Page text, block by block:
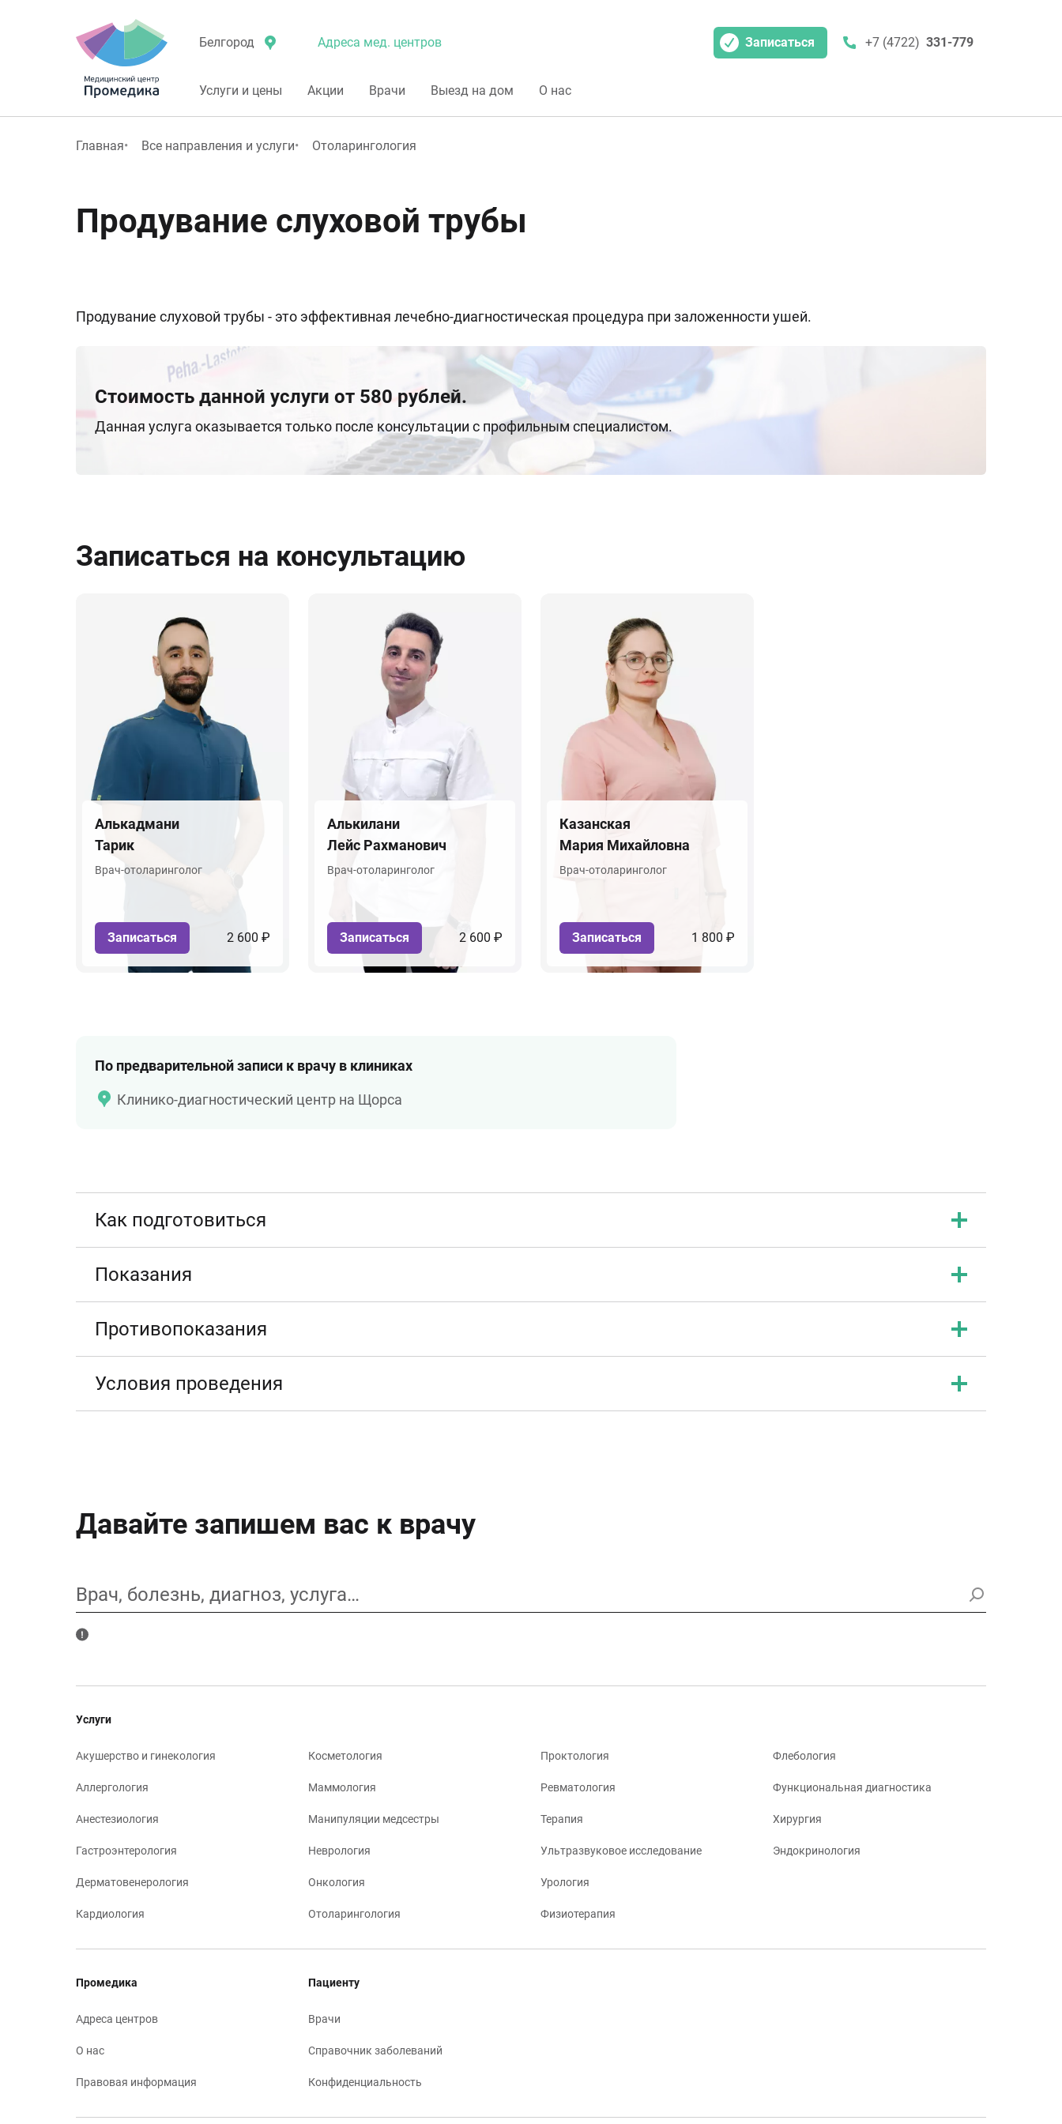
Белгород Адреса мед. центров Записаться +7 (4722) 331-779
Услуги и цены Акции Врачи Выезд на дом О нас
Главная Все направления и услуги Отоларингология
Продувание слуховой трубы
Продувание слуховой трубы - это эффективная лечебно-диагностическая процедура при заложенности ушей.
Стоимость данной услуги от 580 рублей.
Данная услуга оказывается только после консультации с профильным специалистом.
Записаться на консультацию
Алькадмани
Тарик
Врач-отоларинголог
Записаться 2 600 ₽
Алькилани
Лейс Рахманович
Врач-отоларинголог
Записаться 2 600 ₽
Казанская
Мария Михайловна
Врач-отоларинголог
Записаться 1 800 ₽
По предварительной записи к врачу в клиниках
Клинико-диагностический центр на Щорса
Как подготовиться
Показания
Противопоказания
Условия проведения
Давайте запишем вас к врачу
Врач, болезнь, диагноз, услуга…
Услуги
Акушерство и гинекология
Аллергология
Анестезиология
Гастроэнтерология
Дерматовенерология
Кардиология
Косметология
Маммология
Манипуляции медсестры
Неврология
Онкология
Отоларингология
Проктология
Ревматология
Терапия
Ультразвуковое исследование
Урология
Физиотерапия
Флебология
Функциональная диагностика
Хирургия
Эндокринология
Промедика
Адреса центров
О нас
Правовая информация
Пациенту
Врачи
Справочник заболеваний
Конфиденциальность